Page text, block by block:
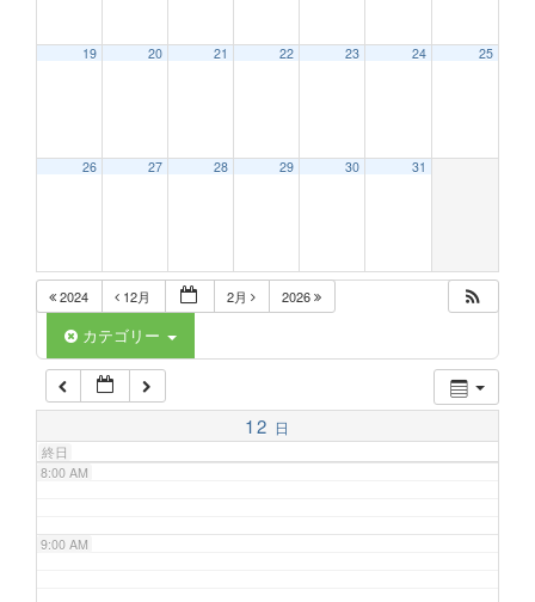
19 20 21 22 23 24 25
26 27 28 29 30 31
2024 12月 2月 2026
カテゴリー
12 日
終日
2:00 AM
6:00 AM
7:00 AM
8:00 AM
9:00 AM